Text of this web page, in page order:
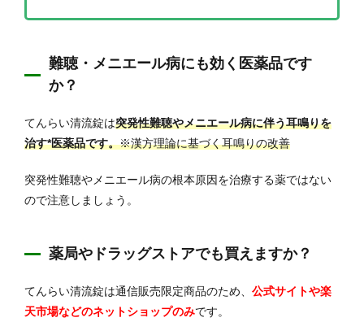
難聴・メニエール病にも効く医薬品です
か？
てんらい清流錠は突発性難聴やメニエール病に伴う耳鳴りを
治す*医薬品です。※漢方理論に基づく耳鳴りの改善
突発性難聴やメニエール病の根本原因を治療する薬ではない
ので注意しましょう。
薬局やドラッグストアでも買えますか？
てんらい清流錠は通信販売限定商品のため、 公式サイトや楽
天市場などのネットショップのみです。